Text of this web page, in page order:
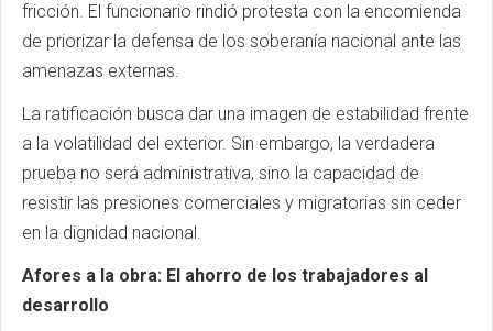
fricción. El funcionario rindió protesta con la encomienda
de priorizar la defensa de los soberanía nacional ante las
amenazas externas.
La ratificación busca dar una imagen de estabilidad frente
a la volatilidad del exterior. Sin embargo, la verdadera
prueba no será administrativa, sino la capacidad de
resistir las presiones comerciales y migratorias sin ceder
en la dignidad nacional.
Afores a la obra: El ahorro de los trabajadores al
desarrollo